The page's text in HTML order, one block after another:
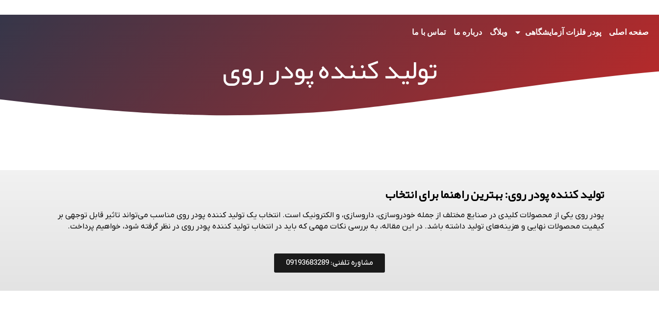
صفحه اصلی پودر فلزات آزمایشگاهی وبلاگ درباره ما تماس با ما
تولید کننده پودر روی
تولید کننده پودر روی: بهترین راهنما برای انتخاب
پودر روی یکی از محصولات کلیدی در صنایع مختلف از جمله خودروسازی، داروسازی، و الکترونیک است. انتخاب یک تولید کننده پودر روی مناسب می‌تواند تاثیر قابل توجهی بر
کیفیت محصولات نهایی و هزینه‌های تولید داشته باشد. در این مقاله، به بررسی نکات مهمی که باید در انتخاب تولید کننده پودر روی در نظر گرفته شود، خواهیم پرداخت.
مشاوره تلفنی: 09193683289